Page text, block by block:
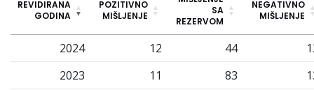
REVIDIRANA
GODINA
POZITIVNO
MIŠLJENJE
SA
REZERVOM
NEGATIVNO
MIŠLJENJE
2024 12 44
2023
11 83